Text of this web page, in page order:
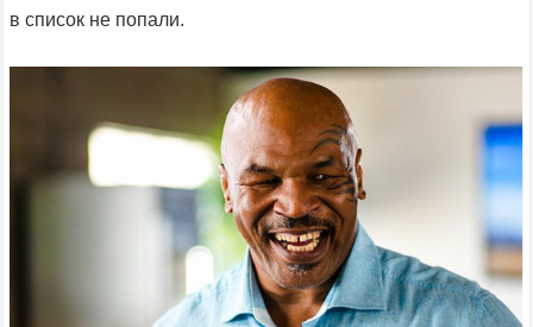
в список не попали.